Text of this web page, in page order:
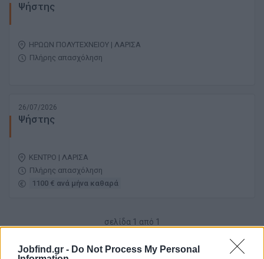
Jobfind.gr - Do Not Process My Personal
Ψήστης
ΗΡΩΩΝ ΠΟΛΥΤΕΧΝΕΙΟΥ | ΛΑΡΙΣΑ
Πλήρης απασχόληση
26/07/2026
Ψήστης
ΚΕΝΤΡΟ | ΛΑΡΙΣΑ
Πλήρης απασχόληση
1100 € ανά μήνα καθαρά
σελίδα 1 από 1